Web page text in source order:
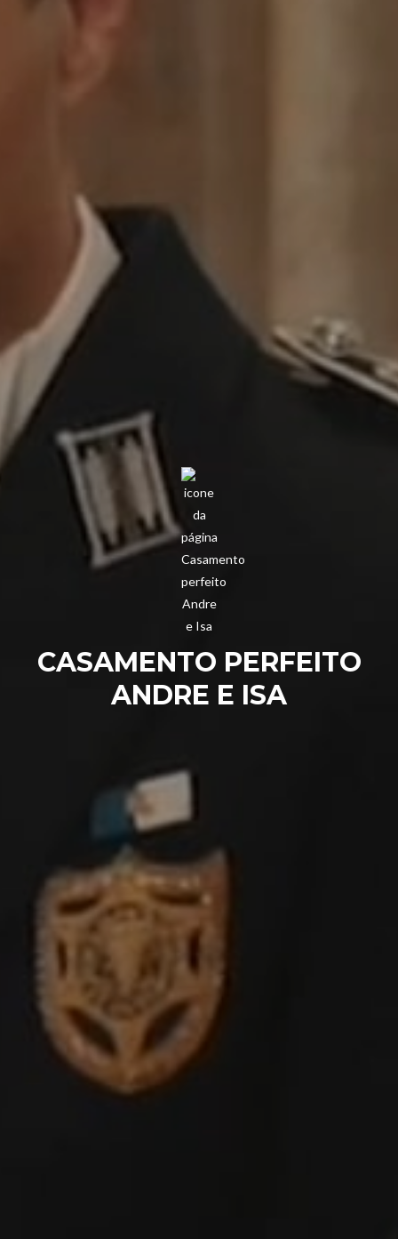
CASAMENTO PERFEITO
ANDRE E ISA